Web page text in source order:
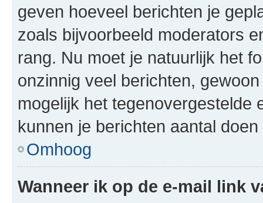
geven hoeveel berichten je
zoals bijvoorbeeld moderators
rang. Nu moet je natuurlijk het
onzinnig veel berichten,
mogelijk het tegenovergestelde
kunnen je berichten aantal doen
Omhoog
Wanneer ik op de e-mail link